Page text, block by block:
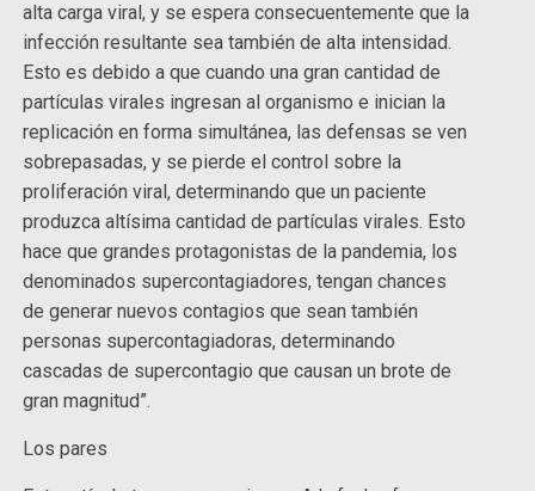
alta carga viral, y se espera consecuentemente que la
infección resultante sea también de alta intensidad.
Esto es debido a que cuando una gran cantidad de
partículas virales ingresan al organismo e inician la
replicación en forma simultánea, las defensas se ven
sobrepasadas, y se pierde el control sobre la
proliferación viral, determinando que un paciente
produzca altísima cantidad de partículas virales. Esto
hace que grandes protagonistas de la pandemia, los
denominados supercontagiadores, tengan chances
de generar nuevos contagios que sean también
personas supercontagiadoras, determinando
cascadas de supercontagio que causan un brote de
gran magnitud”.
Los pares